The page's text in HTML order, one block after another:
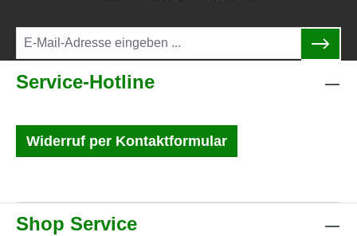
Service-Hotline
Widerruf per Kontaktformular
Shop Service